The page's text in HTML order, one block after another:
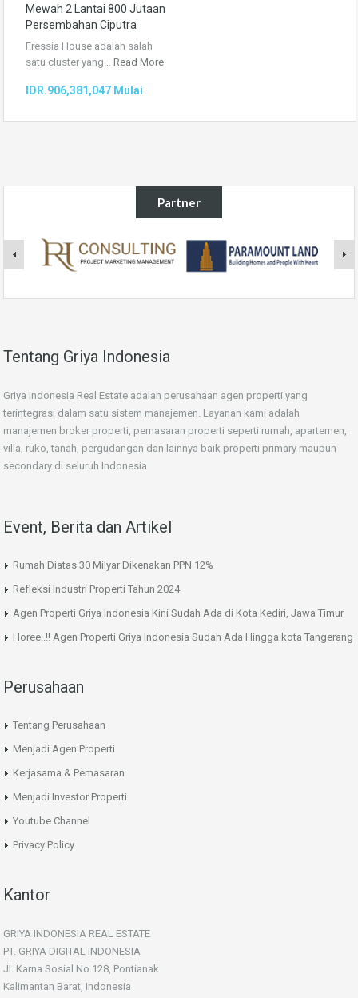
Mewah 2 Lantai 800 Jutaan
Persembahan Ciputra
Fressia House adalah salah
satu cluster yang… Read More
IDR.906,381,047 Mulai
Partner
Tentang Griya Indonesia
Griya Indonesia Real Estate adalah perusahaan agen properti yang
terintegrasi dalam satu sistem manajemen. Layanan kami adalah
manajemen broker properti, pemasaran properti seperti rumah, apartemen,
villa, ruko, tanah, pergudangan dan lainnya baik properti primary maupun
secondary di seluruh Indonesia
Event, Berita dan Artikel
Rumah Diatas 30 Milyar Dikenakan PPN 12%
Refleksi Industri Properti Tahun 2024
Agen Properti Griya Indonesia Kini Sudah Ada di Kota Kediri, Jawa Timur
Horee..!! Agen Properti Griya Indonesia Sudah Ada Hingga kota Tangerang
Perusahaan
Tentang Perusahaan
Menjadi Agen Properti
Kerjasama & Pemasaran
Menjadi Investor Properti
Youtube Channel
Privacy Policy
Kantor
GRIYA INDONESIA REAL ESTATE
PT. GRIYA DIGITAL INDONESIA
JI. Karna Sosial No.128, Pontianak
Kalimantan Barat, Indonesia